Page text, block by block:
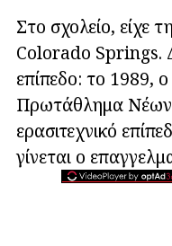
Στο σχολείο, είχε
Colorado Springs.
επίπεδο: το 1989,
Πρωτάθλημα Νέων
ερασιτεχνικό
γίνεται ο